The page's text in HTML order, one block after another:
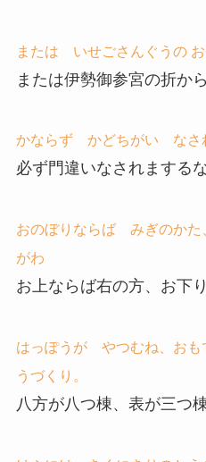
または いせごさんぐうの お
または伊勢御参宮の折から
かならず かどちがい なさ
必ず門違いなされまするな
おのぼりならば みぎのか
がわ
お上ならば右の方、お下
はっぽうが やつむね、お
うづくり。
八方が八つ棟、表が三つ